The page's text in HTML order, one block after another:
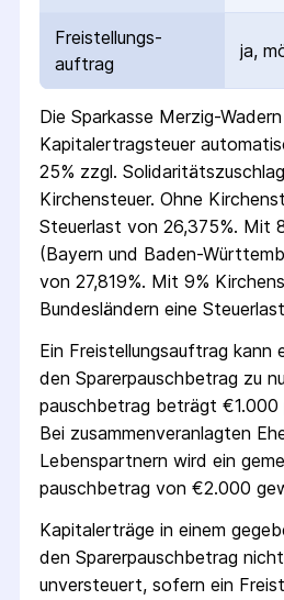
Freistellungs­
auftrag
ja,
Die Sparkasse Merzig-Wadern
Kapital­ertrag­steuer
25% zzgl.
Kirchensteuer. Ohne
Steuerlast von 26,375%. Mit
(Bayern und Baden-
von 27,819%. Mit 9%
Bundesländern eine
Ein Freistellungs­auftrag kann
den Sparer­pausch­betrag zu
pausch­betrag beträgt €1.000
Bei zusammenveranlagten
Lebenspartnern wird ein
pausch­betrag von €2.000
Kapitalerträge in einem
den Sparer­pausch­betrag
unversteuert, sofern ein